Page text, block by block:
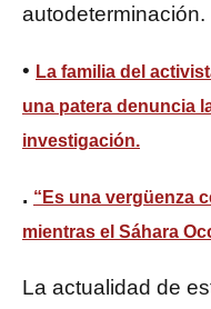
autodeterminación.
• La familia del
una patera denuncia
investigación.
. “Es una vergüenza
mientras el Sáhara
La actualidad de